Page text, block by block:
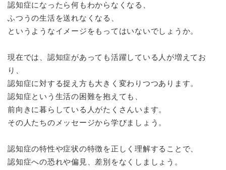
認知症になったら何もわからなくなる、
ふつうの生活を送れなくなる、
というようなイメージをもってはいないでしょうか。
現在では、認知症があっても活躍している人が増えてお
り、
認知症に対する捉え方も大きく変わりつつあります。
認知症という生活の困難を抱えても、
前向きに暮らしている人がたくさんいます。
その人たちのメッセージから学びましょう。
認知症の特性や症状の特徴を正しく理解することで、
認知症への恐れや偏見、差別をなくしましょう。